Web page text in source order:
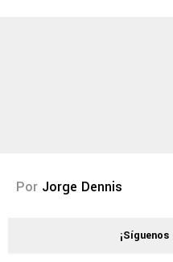
Por Jorge Dennis